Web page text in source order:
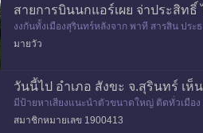
สายการบินนกแอร์เผย จ่าประสิท
งงกันทั้งเมืองสุรินทร์หลังจาก พาที สารสิน ปร
ง แต่ไม่มีส่วนเกี่ยวข้องกับ สส ในพื้น
มายวัว
วันนี้ไป อำเภอ สังขะ จ.สุรินทร์ เห็
มีป้ายหาเสียงแนะนำตัวขนาดใหญ่ ติดทั่วเมือ
จ่าประสิทธิ์) คือผมไม่ทราบ
สมาชิกหมายเลข 1900413